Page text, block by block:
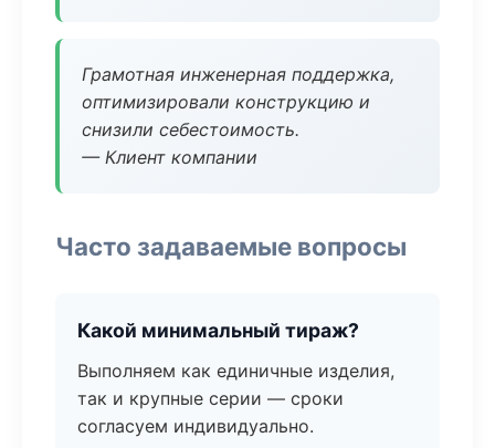
Грамотная инженерная поддержка,
оптимизировали конструкцию и
снизили себестоимость.
— Клиент компании
Часто задаваемые вопросы
Какой минимальный тираж?
Выполняем как единичные изделия,
так и крупные серии — сроки
согласуем индивидуально.